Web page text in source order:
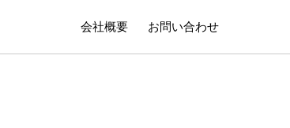
会社概要 お問い合わせ